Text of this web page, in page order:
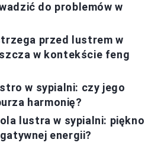
do problemów w
przed lustrem w
w kontekście feng
w sypialni: czy jego
harmonię?
lustra w sypialni: piękno
energii?